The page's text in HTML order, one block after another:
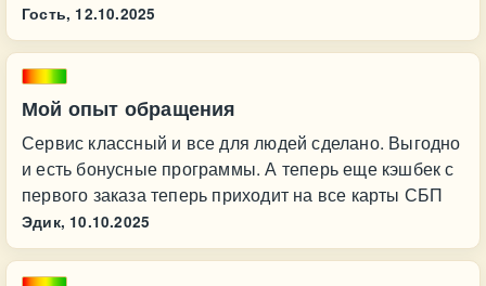
Гость, 12.10.2025
Мой опыт обращения
Сервис классный и все для людей сделано. Выгодно
и есть бонусные программы. А теперь еще кэшбек с
первого заказа теперь приходит на все карты СБП
Эдик, 10.10.2025